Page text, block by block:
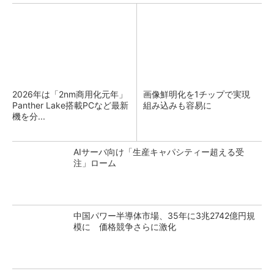
2026年は「2nm商用化元年」
Panther Lake搭載PCなど最新
機を分...
画像鮮明化を1チップで実現
組み込みも容易に
AIサーバ向け「生産キャパシティー超える受
注」ローム
中国パワー半導体市場、35年に3兆2742億円規
模に 価格競争さらに激化